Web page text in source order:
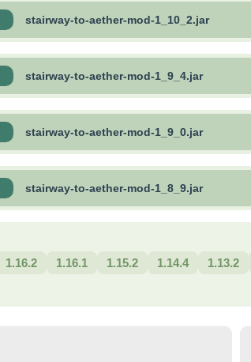
stairway-to-aether-mod-1_10_2.jar
stairway-to-aether-mod-1_9_4.jar
stairway-to-aether-mod-1_9_0.jar
stairway-to-aether-mod-1_8_9.jar
1.16.2 1.16.1 1.15.2 1.14.4 1.13.2